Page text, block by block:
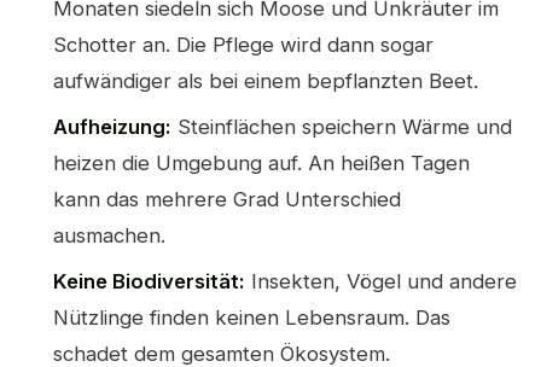
Monaten siedeln sich Moose und Unkräuter im
Schotter an. Die Pflege wird dann sogar
aufwändiger als bei einem bepflanzten Beet.
Aufheizung: Steinflächen speichern Wärme und
heizen die Umgebung auf. An heißen Tagen
kann das mehrere Grad Unterschied
ausmachen.
Keine Biodiversität: Insekten, Vögel und andere
Nützlinge finden keinen Lebensraum. Das
schadet dem gesamten Ökosystem.